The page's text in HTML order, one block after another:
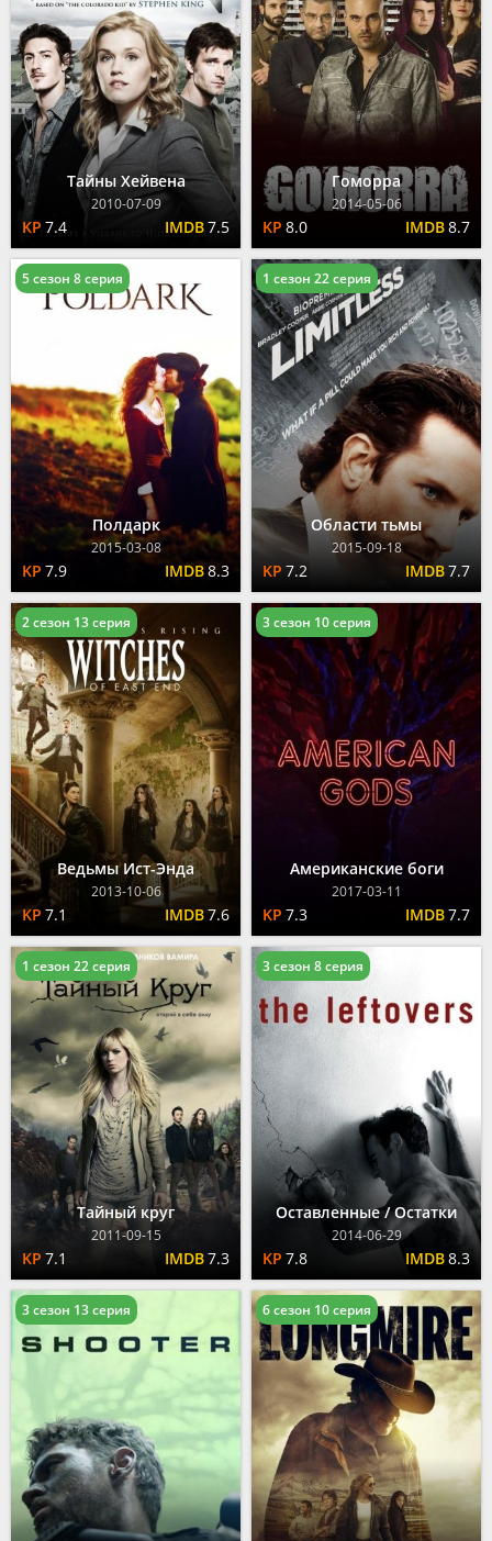
Тайны Хейвена
2010-07-09
7.4 7.5
Гоморра
2014-05-06
8.0 8.7
Полдарк
2015-03-08
7.9 8.3
5 сезон 8 серия
Области тьмы
2015-09-18
7.2 7.7
1 сезон 22 серия
Ведьмы Ист-Энда
2013-10-06
7.1 7.6
2 сезон 13 серия
Американские боги
2017-03-11
7.3 7.7
3 сезон 10 серия
Тайный круг
2011-09-15
7.1 7.3
1 сезон 22 серия
Оставленные / Остатки
2014-06-29
7.8 8.3
3 сезон 8 серия
3 сезон 13 серия 6 сезон 10 серия